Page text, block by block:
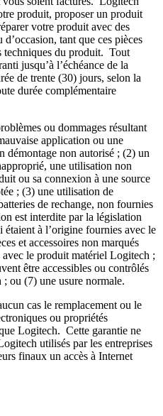
produit, proposer un produit
votre produit avec des
tant que ces pièces
techniques du produit. Tout
jusqu’à l’échéance de la
de trente (30) jours, selon la
durée complémentaire
ou dommages résultant
application ou une
démontage non autorisé ; (2) un
une utilisation non
ou sa connexion à une source
; (3) une utilisation de
de rechange, non fournies
est interdite par la législation
à l’origine fournies avec le
et accessoires non marqués
le produit matériel Logitech ;
être accessibles ou contrôlés
ou (7) une usure normale.
cas le remplacement ou le
ou propriétés
Logitech. Cette garantie ne
utilisés par les entreprises
finaux un accès à Internet